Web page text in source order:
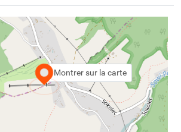
Montrer sur la carte